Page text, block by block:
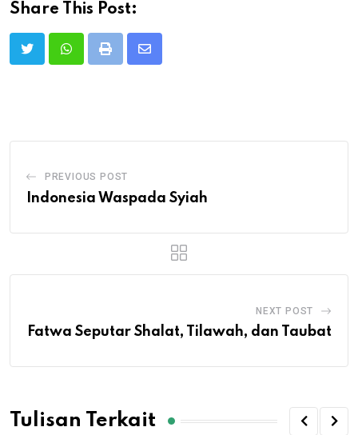
Share This Post:
Print
Share
PREVIOUS POST
Indonesia Waspada Syiah
NEXT POST
Fatwa Seputar Shalat, Tilawah, dan Taubat
Tulisan Terkait